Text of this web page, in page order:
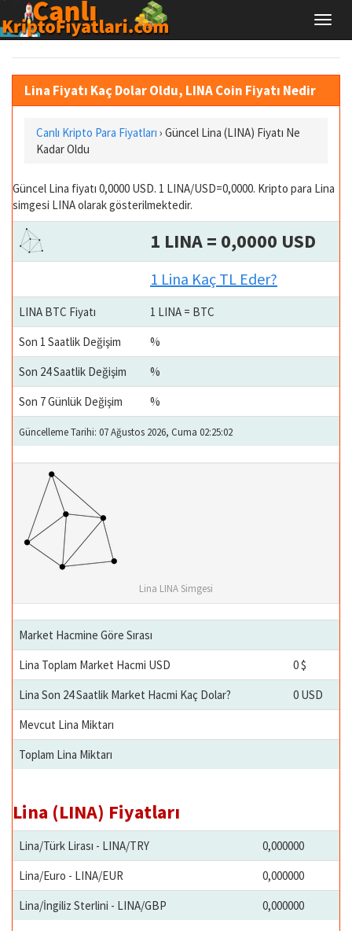
Lina Fiyatı Kaç Dolar Oldu, LINA Coin Fiyatı Nedir
Canlı Kripto Para Fiyatları › Güncel Lina (LINA) Fiyatı Ne
Kadar Oldu
Güncel Lina fiyatı 0,0000 USD. 1 LINA/USD=0,0000. Kripto para Lina
simgesi LINA olarak gösterilmektedir.
1 LINA = 0,0000 USD
1 Lina Kaç TL Eder?
LINA BTC Fiyatı
1 LINA = BTC
Son 1 Saatlik Değişim
%
Son 24 Saatlik Değişim
%
Son 7 Günlük Değişim
%
Güncelleme Tarihi: 07 Ağustos 2026, Cuma 02:25:02
Lina LINA Simgesi
Market Hacmine Göre Sırası
Lina Toplam Market Hacmi USD
0 $
Lina Son 24 Saatlik Market Hacmi Kaç Dolar?
0 USD
Mevcut Lina Miktarı
Toplam Lina Miktarı
Lina (LINA) Fiyatları
Lina/Türk Lirası - LINA/TRY
0,000000
Lina/Euro - LINA/EUR
0,000000
Lina/İngiliz Sterlini - LINA/GBP
0,000000